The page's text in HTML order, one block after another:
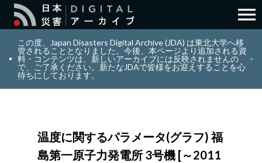
search 検索
layers コレクション
info_outline リソース
menu
この度、Japan Disasters Digital Archive (JDA) は東北大学へ移
管されることとなりました。今後、本ページより追加される資
料・コンテンツは、新しいアーカイブには反映されませんの
で、ご了承ください。新たなJDAで皆様をお迎えすることを心
待ちにしております。
温度に関するパラメータ(グラフ) 福
島第一原子力発電所 3号機 [～2011